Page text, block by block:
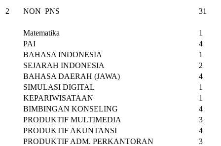
2 NON PNS 31
Matematika
1
PAI
4
BAHASA INDONESIA
1
SEJARAH INDONESIA
2
BAHASA DAERAH (JAWA)
4
SIMULASI DIGITAL
1
KEPARIWISATAAN
1
BIMBINGAN KONSELING
4
PRODUKTIF MULTIMEDIA
3
PRODUKTIF AKUNTANSI
4
PRODUKTIF ADM. PERKANTORAN
3